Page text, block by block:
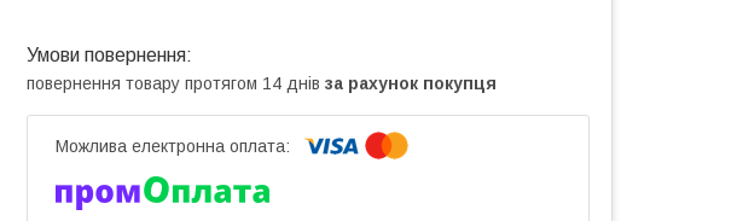
повернення товару протягом 14 днів за рахунок покупця